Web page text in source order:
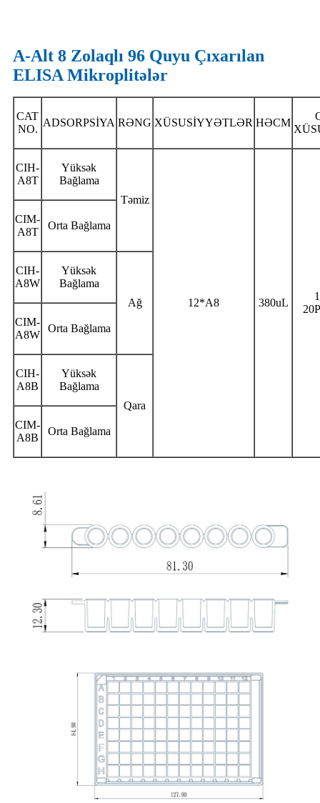
A-Alt 8 Zolaqlı 96 Quyu Çıxarılan
ELISA Mikroplitələr
CAT
NO.
ADSORPSİYA RƏNG XÜSUSİYYƏTLƏR HƏCM
CIH-
A8T
Yüksək
Bağlama
Təmiz
12*A8 380uL
CIM-
A8T
Orta Bağlama
CIH-
A8W
Yüksək
Bağlama
Ağ
CIM-
A8W
Orta Bağlama
CIH-
A8B
Yüksək
Bağlama
Qara
CIM-
A8B
Orta Bağlama